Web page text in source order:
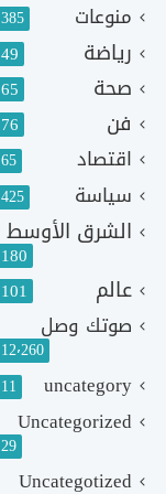
منوعات 385
رياضة 49
صحة 65
فن 76
اقتصاد 65
سياسة 425
الشرق الأوسط
180
عالم 101
صوتك وصل
12٬260
uncategory
11
Uncategorized
29
Uncategotized